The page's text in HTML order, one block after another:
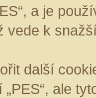
a je
vede k
další
ale